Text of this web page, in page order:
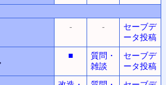
- -
セーブデ
ータ投稿
■
質問・
雑談
セーブデ
ータ投稿